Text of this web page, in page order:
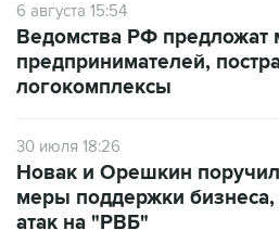
6 августа 15:54
Ведомства РФ
предпринимателей,
логокомплексы
30 июля 18:26
Новак и Орешкин
меры поддержки бизнеса,
атак на "РВБ"